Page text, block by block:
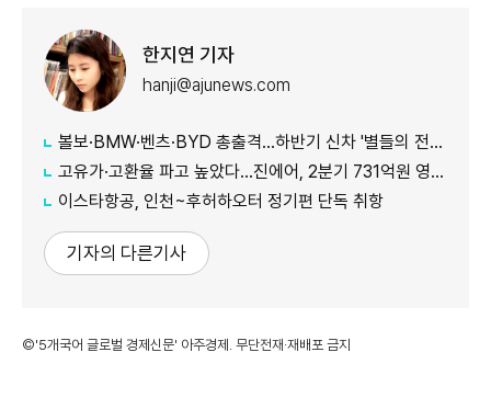
한지연 기자
hanji@ajunews.com
볼보·BMW·벤츠·BYD 총출격...하반기 신차 '별들의 전쟁'
고유가·고환율 파고 높았다…진에어, 2분기 731억원 영업적자
이스타항공, 인천~후허하오터 정기편 단독 취항
기자의 다른기사
©'5개국어 글로벌 경제신문' 아주경제. 무단전재·재배포 금지